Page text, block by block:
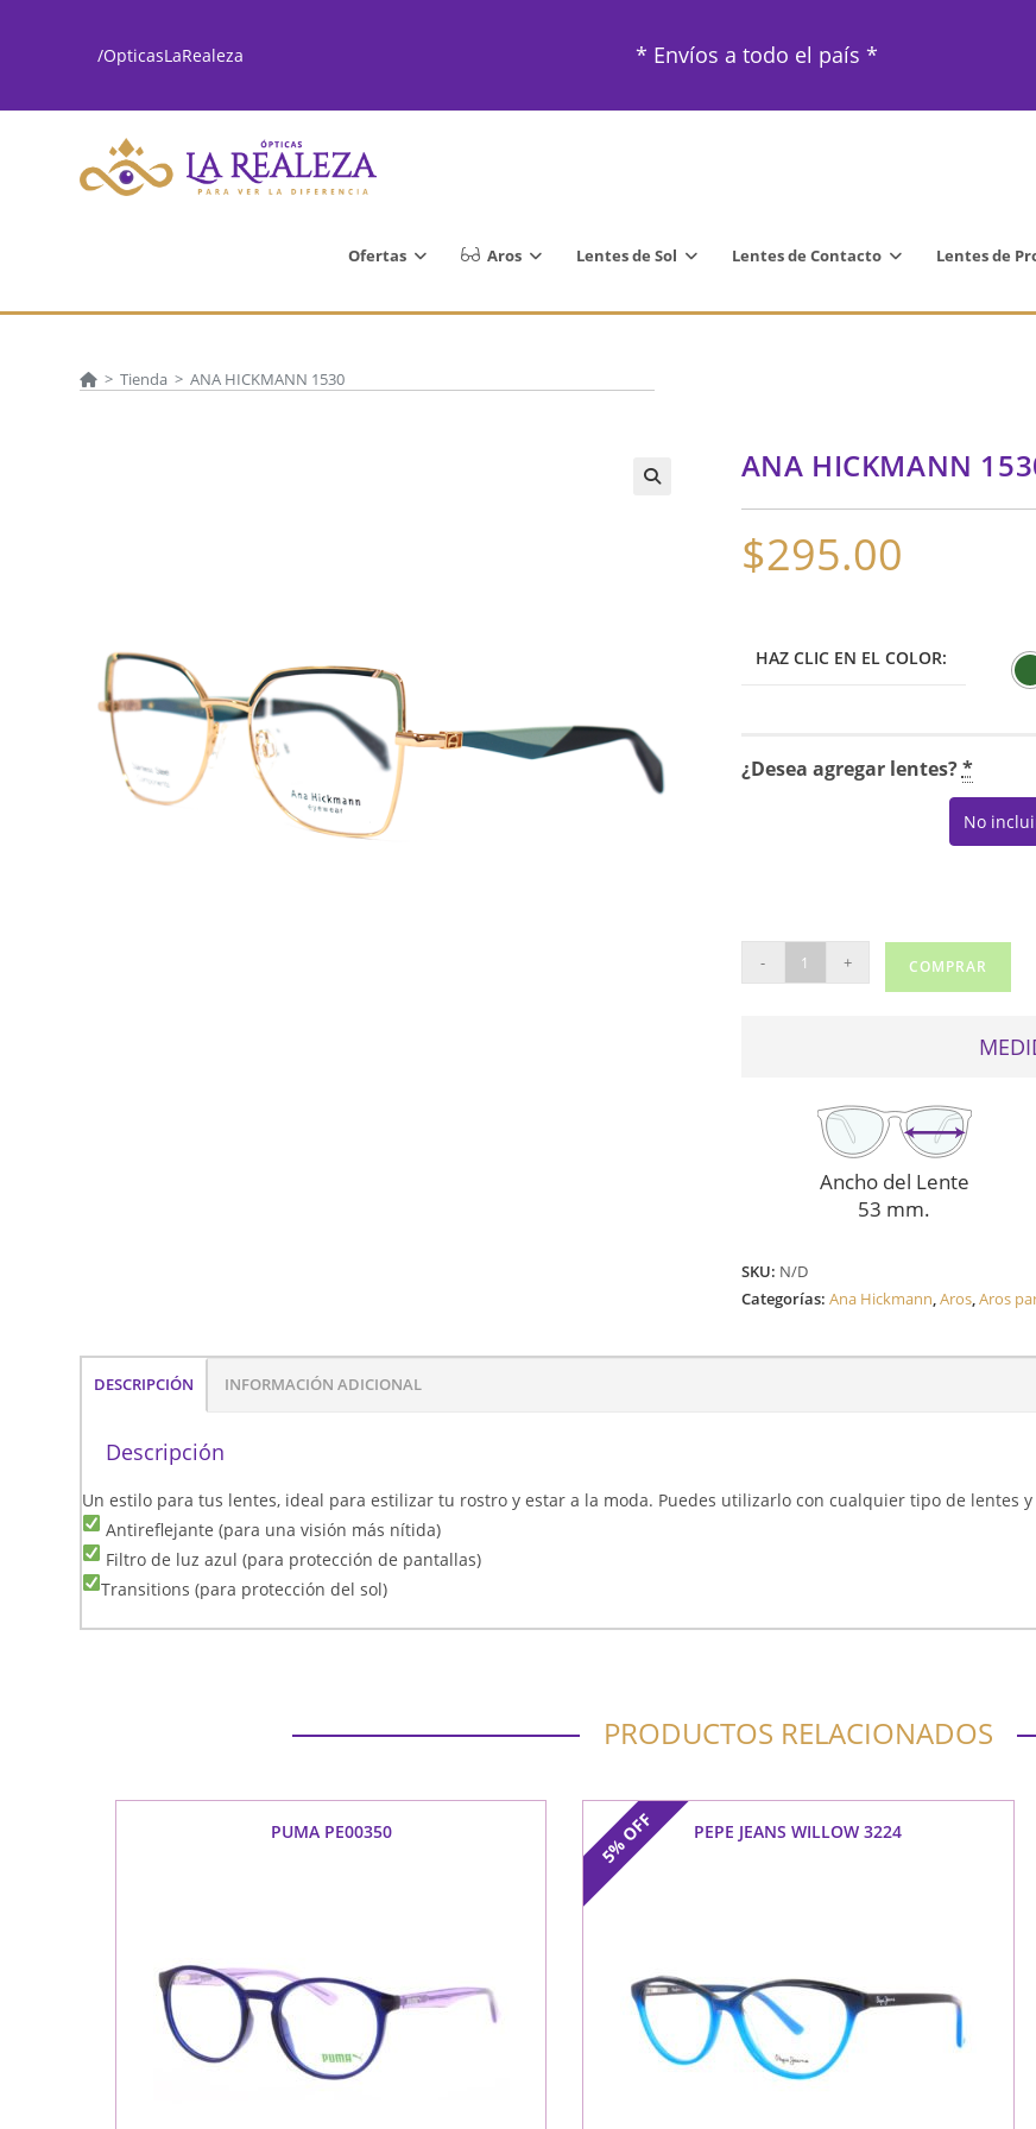
/OpticasLaRealeza * Envíos a todo el país *
Ofertas Aros Lentes de Sol Lentes de Contacto Lentes de
> Tienda > ANA HICKMANN 1530
ANA HICKMANN
$295.00
HAZ CLIC EN EL COLOR:
¿Desea agregar lentes?*
No
HICKMANN
- + COMPRAR
Ancho del Lente
53 mm.
SKU: N/D
Categorías: Ana Hickmann,Aros,Aros
DESCRIPCIÓN INFORMACIÓN ADICIONAL
Descripción
Un estilo para tus lentes, ideal para estilizar tu rostro y estar a la moda. Puedes utilizarlo con cualquier tipo de lentes
Antireflejante (para una visión más nítida)
Filtro de luz azul (para protección de pantallas)
Transitions (para protección del sol)
PRODUCTOS RELACIONADOS
PUMA PE00350
5%
OFF PEPE JEANS WILLOW 3224